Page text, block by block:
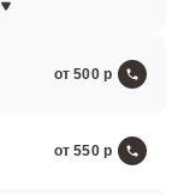
от 500
от 550